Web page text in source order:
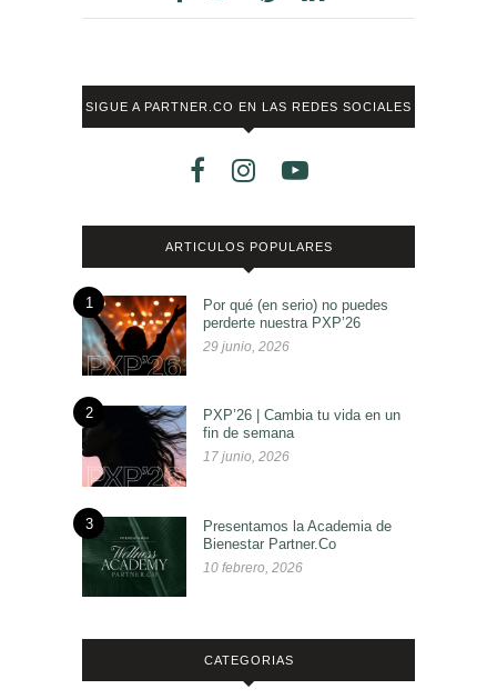
SIGUE A PARTNER.CO EN LAS REDES SOCIALES
ARTICULOS POPULARES
1
Por qué (en serio) no puedes
perderte nuestra PXP’26
29 junio, 2026
2
PXP’26 | Cambia tu vida en un
fin de semana
17 junio, 2026
3
Presentamos la Academia de
Bienestar Partner.Co
10 febrero, 2026
CATEGORIAS